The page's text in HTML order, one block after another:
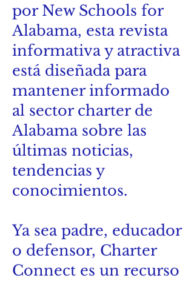
por New Schools for
Alabama, esta revista
informativa y atractiva
está diseñada para
mantener informado
al sector charter de
Alabama sobre las
últimas noticias,
tendencias y
conocimientos.
Ya sea padre, educador
o defensor, Charter
Connect es un recurso